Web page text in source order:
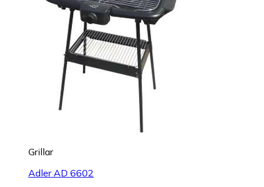
Grillar
Adler AD 6602